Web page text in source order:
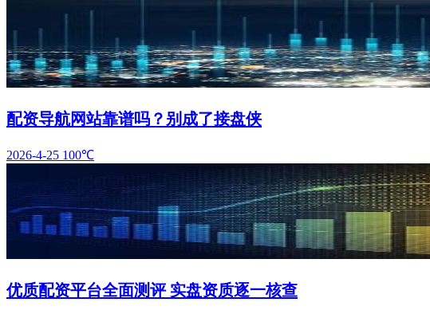
配资导航网站靠谱吗？别成了接盘侠
2026-4-25 100℃
优质配资平台全面测评 实盘资质逐一核查